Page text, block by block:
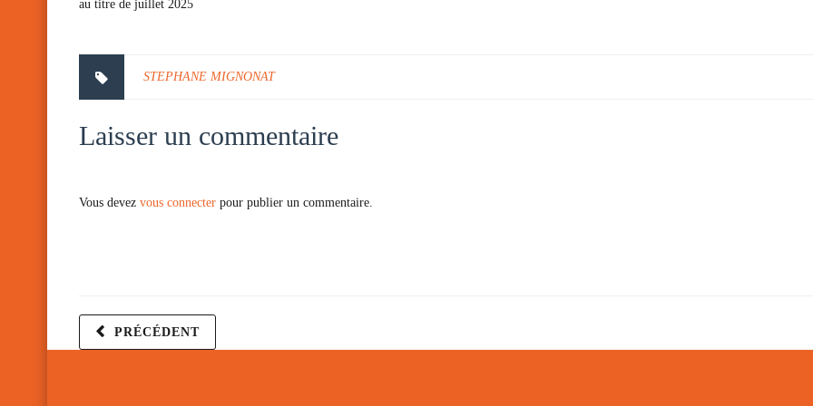
au titre de juillet 2025
STEPHANE MIGNONAT
Laisser un commentaire
Vous devez vous connecter pour publier un commentaire.
PRÉCÉDENT